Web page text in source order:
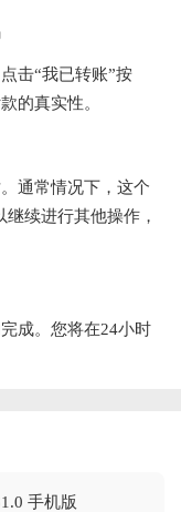
击“我已转账”按
的真实性。
通常情况下，这个
续进行其他操作，
成。您将在24小时
手机版